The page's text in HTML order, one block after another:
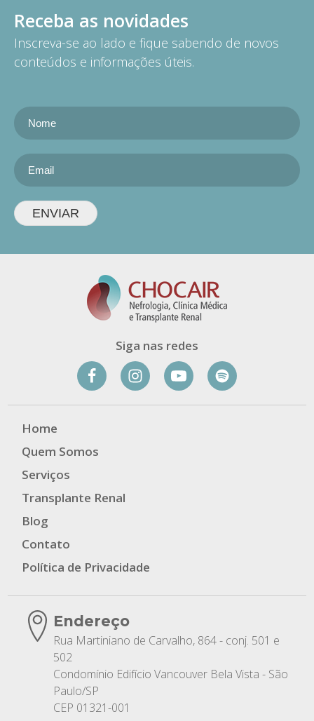
Receba as novidades
Inscreva-se ao lado e fique sabendo de novos
conteúdos e informações úteis.
ENVIAR
Siga nas redes
Home
Quem Somos
Serviços
Transplante Renal
Blog
Contato
Política de Privacidade
Endereço
Rua Martiniano de Carvalho, 864 - conj. 501 e
502
Condomínio Edifício Vancouver Bela Vista - São
Paulo/SP
CEP 01321-001